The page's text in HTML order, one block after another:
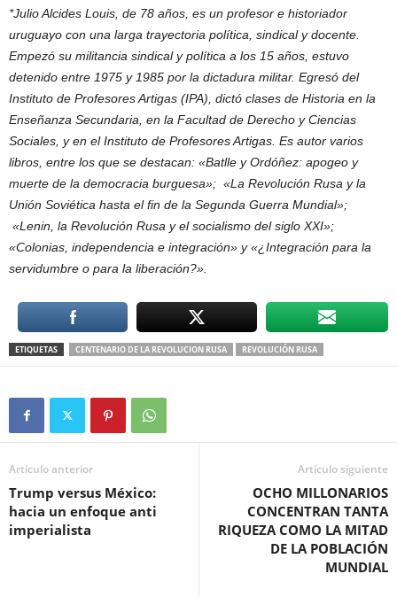
*Julio Alcides Louis, de 78 años, es un profesor e historiador
uruguayo con una larga trayectoria política, sindical y docente.
Empezó su militancia sindical y política a los 15 años, estuvo
detenido entre 1975 y 1985 por la dictadura militar. Egresó del
Instituto de Profesores Artigas (IPA), dictó clases de Historia en la
Enseñanza Secundaria, en la Facultad de Derecho y Ciencias
Sociales, y en el Instituto de Profesores Artigas. Es autor varios
libros, entre los que se destacan: «Batlle y Ordóñez: apogeo y
muerte de la democracia burguesa»; «La Revolución Rusa y la
Unión Soviética hasta el fin de la Segunda Guerra Mundial»;
«Lenin, la Revolución Rusa y el socialismo del siglo XXI»;
«Colonias, independencia e integración» y «¿Integración para la
servidumbre o para la liberación?».
ETIQUETAS CENTENARIO DE LA REVOLUCION RUSA REVOLUCIÓN RUSA
Artículo anterior
Trump versus México:
hacia un enfoque anti
imperialista
Artículo siguiente
OCHO MILLONARIOS
CONCENTRAN TANTA
RIQUEZA COMO LA MITAD
DE LA POBLACIÓN
MUNDIAL